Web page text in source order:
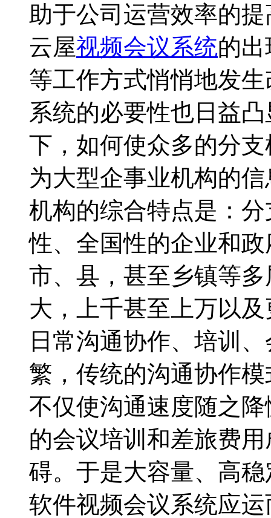
助于公司运营效率的提
云屋视频会议系统的
等工作方式悄悄地发
系统的必要性也日益
下，如何使众多的分
为大型企事业机构的
机构的综合特点是：
性、全国性的企业和
市、县，甚至乡镇等
大，上千甚至上万以
日常沟通协作、培训
繁，传统的沟通协作
不仅使沟通速度随之
的会议培训和差旅费
碍。于是大容量、高
软件视频会议系统应